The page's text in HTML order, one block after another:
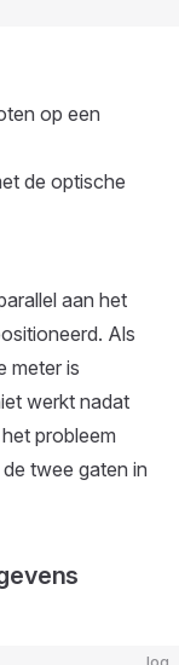
op een
de optische
aan het
Als
meter is
werkt nadat
probleem
twee gaten in